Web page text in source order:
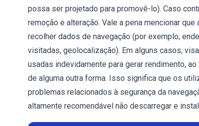
possa ser projetado para promovê-lo). Caso
remoção e alteração. Vale a pena mencionar
recolher dados de navegação (por exemplo,
visitadas, geolocalização). Em alguns casos,
usadas indevidamente para gerar rendimento,
de alguma outra forma. Isso significa que os
problemas relacionados à segurança da
altamente recomendável não descarregar e